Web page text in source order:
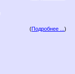
(Подробнее ...)